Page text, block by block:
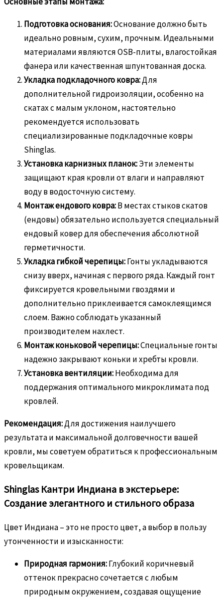
Подготовка основания:Основание должно быть
идеально ровным, сухим, прочным. Идеальными
материалами являются OSB-плиты, влагостойкая
фанера или качественная шпунтованная доска.
Укладка подкладочного ковра:Для
дополнительной гидроизоляции, особенно на
скатах с малым уклоном, настоятельно
рекомендуется использовать
специализированные подкладочные ковры
Shinglas.
Установка карнизных планок:Эти элементы
защищают края кровли от влаги и направляют
воду в водосточную систему.
Монтаж ендового ковра:В местах стыков скатов
(ендовы) обязательно используется специальный
ендовый ковер для обеспечения абсолютной
герметичности.
Укладка гибкой черепицы:Гонты укладываются
снизу вверх, начиная с первого ряда. Каждый гонт
фиксируется кровельными гвоздями и
дополнительно приклеивается самоклеящимся
слоем. Важно соблюдать указанный
производителем нахлест.
Монтаж коньковой черепицы:Специальные гонты
надежно закрывают коньки и хребты кровли.
Установка вентиляции:Необходима для
поддержания оптимального микроклимата под
кровлей.
Рекомендация:Для достижения наилучшего
результата и максимальной долговечности вашей
кровли, мы советуем обратиться к профессиональным
кровельщикам.
Shinglas Кантри Индиана в экстерьере:
Создание элегантного и стильного образа
Цвет Индиана – это не просто цвет, а выбор в пользу
утонченности и изысканности:
Природная гармония:Глубокий коричневый
оттенок прекрасно сочетается с любым
природным окружением, создавая ощущение